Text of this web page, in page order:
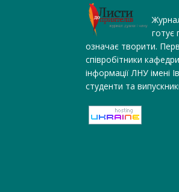
готує
означає творити.
співробітники
інформації ЛНУ імені
студенти та